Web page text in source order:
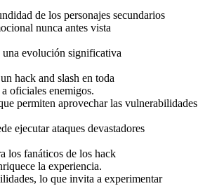
de los personajes secundarios
nunca antes vista
una evolución significativa
hack and slash en toda
oficiales enemigos.
permiten aprovechar las vulnerabilidades
ejecutar ataques devastadores
los fanáticos de los hack
la experiencia.
lo que invita a experimentar